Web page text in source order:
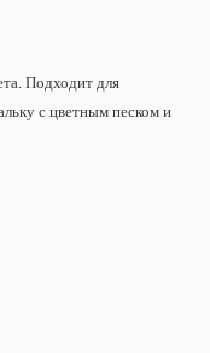
Подходит для
с цветным песком и